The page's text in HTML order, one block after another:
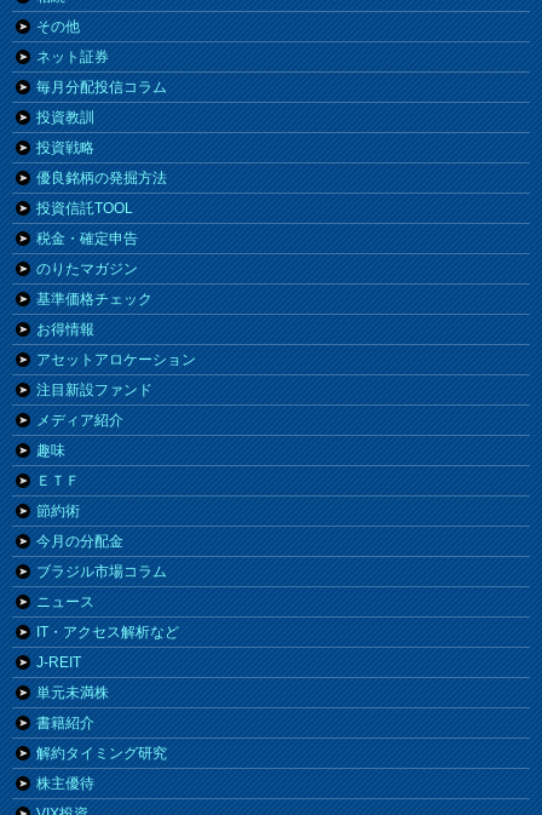
その他
ネット証券
毎月分配投信コラム
投資教訓
投資戦略
優良銘柄の発掘方法
投資信託TOOL
税金・確定申告
のりたマガジン
基準価格チェック
お得情報
アセットアロケーション
注目新設ファンド
メディア紹介
趣味
ＥＴＦ
節約術
今月の分配金
ブラジル市場コラム
ニュース
IT・アクセス解析など
J-REIT
単元未満株
書籍紹介
解約タイミング研究
株主優待